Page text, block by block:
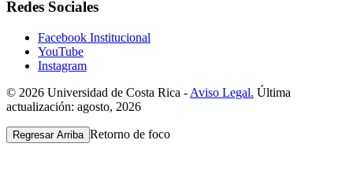
Redes Sociales
Facebook Institucional
YouTube
Instagram
© 2026 Universidad de Costa Rica - Aviso Legal. Última
actualización: agosto, 2026
Regresar Arriba Retorno de foco